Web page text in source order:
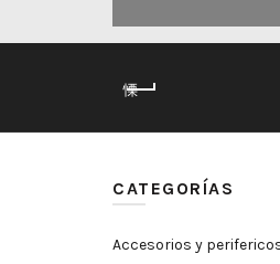
CATEGORÍAS
Accesorios y